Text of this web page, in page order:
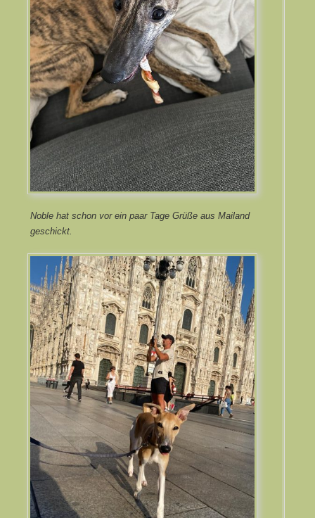
Noble hat schon vor ein paar Tage Grüße aus Mailand
geschickt.